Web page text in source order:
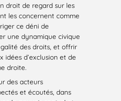
droit de regard sur les
les concernent comme
ce déni de
une dynamique civique
des droits, et offrir
idées d’exclusion et de
droite.
des acteurs
et écoutés, dans